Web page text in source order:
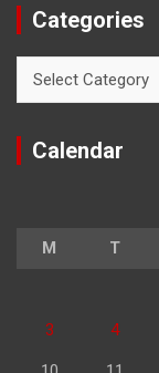
Categories
Calendar
M T
3 4